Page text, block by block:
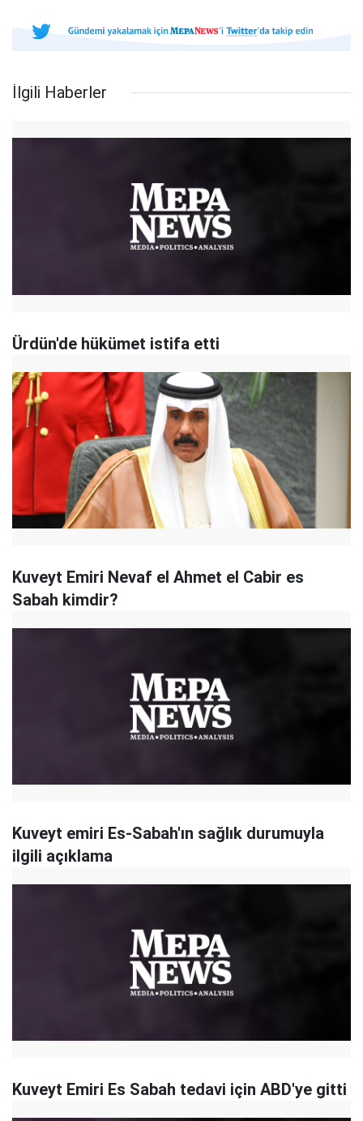
İlgili Haberler
Ürdün'de hükümet istifa etti
Kuveyt Emiri Nevaf el Ahmet el Cabir es
Sabah kimdir?
Kuveyt emiri Es-Sabah'ın sağlık durumuyla
ilgili açıklama
Kuveyt Emiri Es Sabah tedavi için ABD'ye gitti